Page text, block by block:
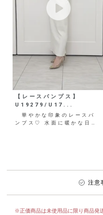
【レースパンプス】
U19279/U17...
華やかな印象のレースパ
ンプス♡ 水面に暖かな日差
注意
※正価商品は未使用品に限り商品発